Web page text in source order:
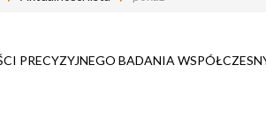
PRECYZYJNEGO BADANIA